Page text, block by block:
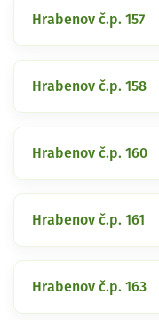
Hrabenov č.p. 157
Hrabenov č.p. 158
Hrabenov č.p. 160
Hrabenov č.p. 161
Hrabenov č.p. 163